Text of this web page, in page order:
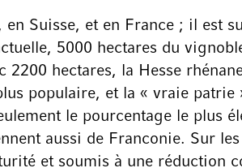
Suisse, et en France ; il est
5000 hectares du
hectares, la Hesse
populaire, et la « vraie
le pourcentage le plus
aussi de Franconie. Sur
et soumis à une réduction